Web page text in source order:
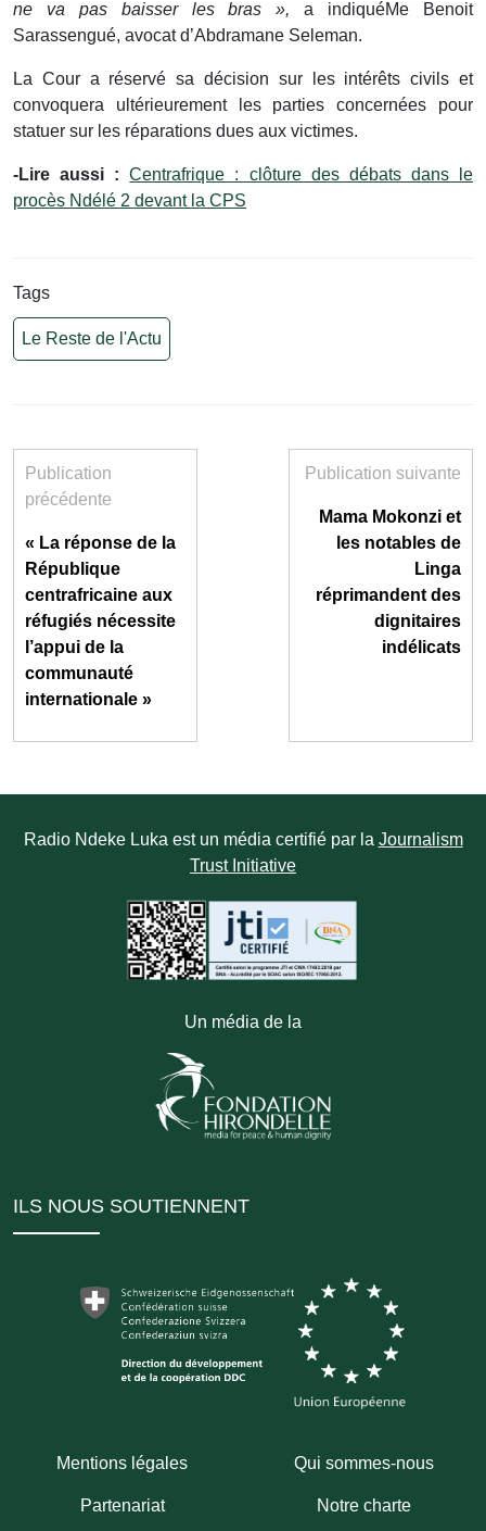
ne va pas baisser les bras »,a indiquéMe Benoit
Sarassengué, avocat d’Abdramane Seleman.
La Cour a réservé sa décision sur les intérêts civils et
convoquera ultérieurement les parties concernées pour
statuer sur les réparations dues aux victimes.
-Lire aussi :
Centrafrique : clôture des débats dans le
procès Ndélé 2 devant la CPS
Tags
Le Reste de l'Actu
Publication
précédente
« La réponse de la
République
centrafricaine aux
réfugiés nécessite
l’appui de la
communauté
internationale »
Publication suivante
Mama Mokonzi et
les notables de
Linga
réprimandent des
dignitaires
indélicats
Radio Ndeke Luka est un média certifié par la Journalism
Trust Initiative
Un média de la
ILS NOUS SOUTIENNENT
Mentions légales Qui sommes-nous
Partenariat Notre charte